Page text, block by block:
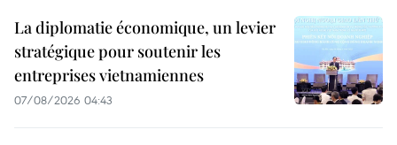
La diplomatie économique, un levier
stratégique pour soutenir les
entreprises vietnamiennes
07/08/2026 04:43